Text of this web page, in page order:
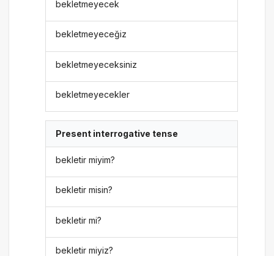
bekletmeyecek
bekletmeyeceğiz
bekletmeyeceksiniz
bekletmeyecekler
Present interrogative tense
bekletir miyim?
bekletir misin?
bekletir mi?
bekletir miyiz?